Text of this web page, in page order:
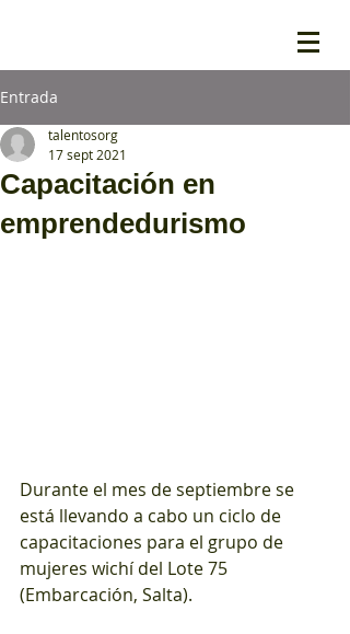
Entrada
Capacitación en
emprendedurismo
talentosorg
17 sept 2021
Durante el mes de septiembre se
está llevando a cabo un ciclo de
capacitaciones para el grupo de
mujeres wichí del Lote 75
(Embarcación, Salta).